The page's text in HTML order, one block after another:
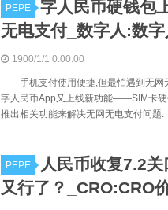
PEPE
字人民币硬钱包
无电支付_数字人:数
1900/1/1 0:00:00
手机支付使用便捷,但最怕遇到无网
字人民币App又上线新功能——SIM卡
推出相关功能来解决无网无电支付问题.
PEPE
人民币收复7.2
又行了？_CRO:CRO